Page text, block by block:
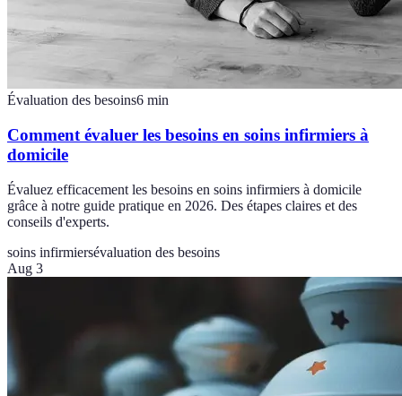
Évaluation des besoins6 min
Comment évaluer les besoins en soins infirmiers à
domicile
Évaluez efficacement les besoins en soins infirmiers à domicile
grâce à notre guide pratique en 2026. Des étapes claires et des
conseils d'experts.
soins infirmiersévaluation des besoins
Aug 3